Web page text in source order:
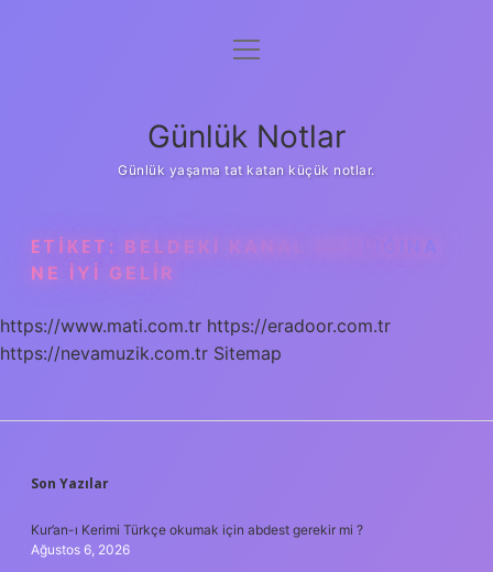
Anasayfa
Yasal Uyarı
menüyü
Günlük Notlar
Günlük yaşama tat katan küçük notlar.
ETIKET: BELDEKI KANAL DARLIĞINA
NE IYI GELIR
https://www.mati.com.tr https://eradoor.com.tr
https://nevamuzik.com.tr Sitemap
SIDEBAR
Son Yazılar
Kur’an-ı Kerimi Türkçe okumak için abdest gerekir mi ?
Ağustos 6, 2026